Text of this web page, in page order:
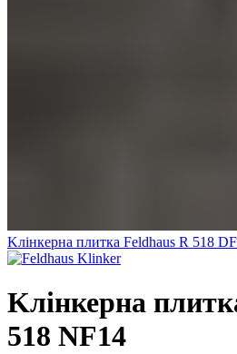
Kлінкерна плитка Feldhaus R 518
Kлінкерна
518 NF14